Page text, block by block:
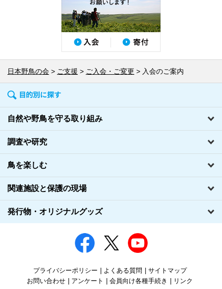
日本野鳥の会 ご支援 ご入会・ご変更 入会のご案内
自然や野鳥を守る取り組み
調査や研究
鳥を楽しむ
関連施設と保護の現場
発行物・オリジナルグッズ
プライバシーポリシー よくある質問
サイトマップ
お問い合わせ
アンケート 会員向け各種手続き リンク